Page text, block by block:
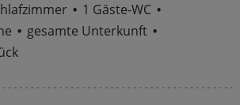
1 Gäste-WC
gesamte Unterkunft